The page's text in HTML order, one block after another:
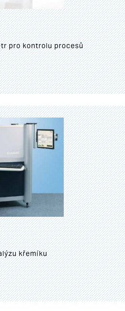
pro kontrolu procesů
křemíku